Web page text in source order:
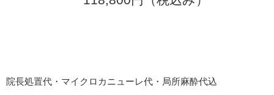
院長処置代・マイクロカニューレ代・局所麻酔代込